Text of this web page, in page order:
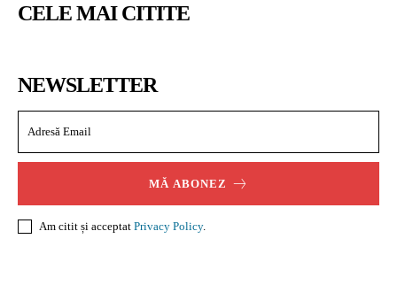
CELE MAI CITITE
NEWSLETTER
MĂ ABONEZ
Am citit și acceptat Privacy Policy.